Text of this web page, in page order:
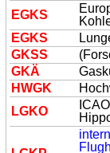
EGKS
EGKS
GKSS
GKÄ
HWGK
LGKO